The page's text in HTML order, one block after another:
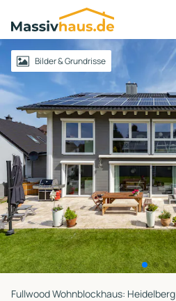
Massivhaus
Logo
AnmeldenBilder & Grundrisse
Fullwood Wohnblockhaus: Heidelberg